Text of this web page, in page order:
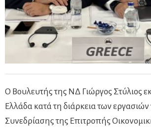
Ο Βουλευτής της ΝΔ Γιώργος Στύλιος
Ελλάδα κατά τη διάρκεια των εργασιών
Συνεδρίασης της Επιτροπής